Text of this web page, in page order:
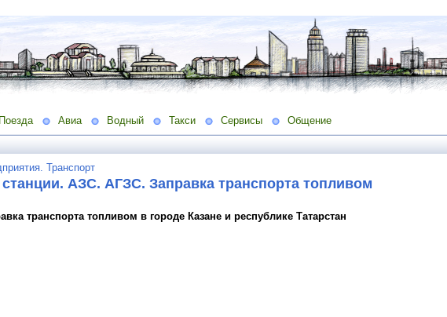
Поезда Авиа Водный Такси Сервисы Общение
Транспорт
АЗС. АГЗС. Заправка транспорта топливом
транспорта топливом в городе Казане и республике Татарстан